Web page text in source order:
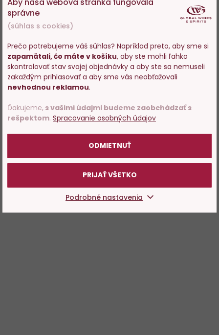
správne
(súhlas s cookies)
Prečo potrebujeme váš súhlas? Napríklad preto, aby sme si
zapamätali, čo máte v košíku, aby ste mohli ľahko
skontrolovať stav svojej objednávky a aby ste sa nemuseli
zakaždým prihlasovať a aby sme vás neobťažovali
nevhodnou reklamou.
Ďakujeme, s vašimi údajmi budeme zaobchádzať s
rešpektom. Spracovanie osobných údajov
ODMIETNUŤ
PRIJAŤ VŠETKO
Podrobné nastavenia
Vstupujete na stránky s
predajom alkoholu. Prosím
potvrďte, že Vám už bolo 18